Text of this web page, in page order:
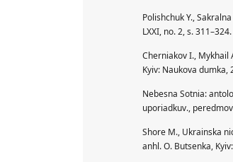
Polishchuk Y.,
LXXI, no. 2, s. 311–324.
Cherniakov I., Mykhail
Kyiv: Naukova dumka,
Nebesna Sotnia:
uporiadkuv.,
Shore M., Ukrainska
anhl. O. Butsenka,